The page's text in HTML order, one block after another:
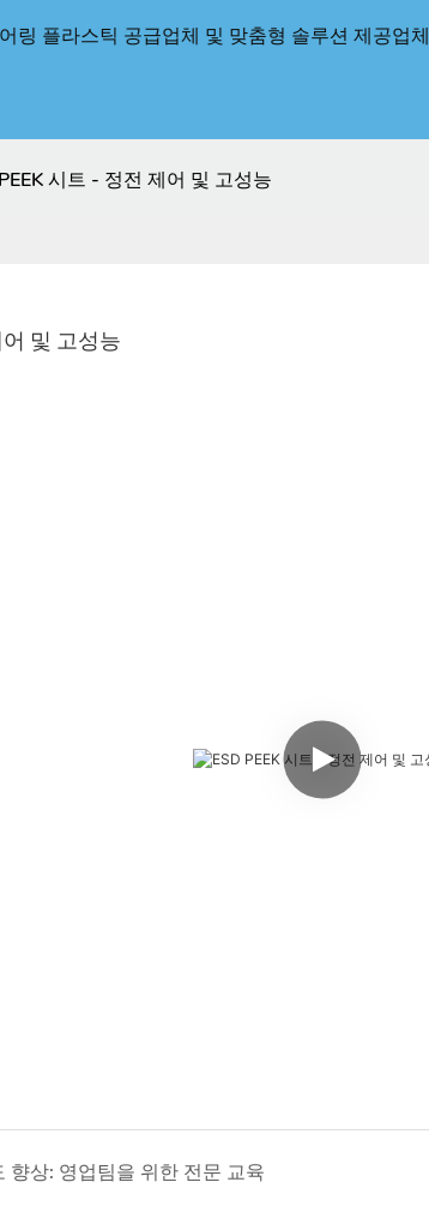
링 플라스틱 공급업체 및 맞춤형 솔루션 제공업체
시트 - 정전 제어 및 고성능
및 고성능
향상: 영업팀을 위한 전문 교육